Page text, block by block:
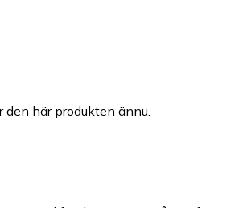
här produkten ännu.